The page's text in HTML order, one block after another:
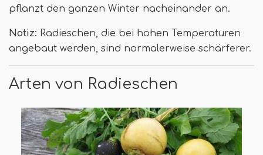
pflanzt den ganzen Winter nacheinander an.
Notiz: Radieschen, die bei hohen Temperaturen
angebaut werden, sind normalerweise schärferer.
Arten von Radieschen